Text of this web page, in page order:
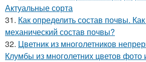
Актуальные сорта
31. Как определить состав почвы.
механический состав почвы?
32. Цветник из многолетников
Клумбы из многолетних цветов